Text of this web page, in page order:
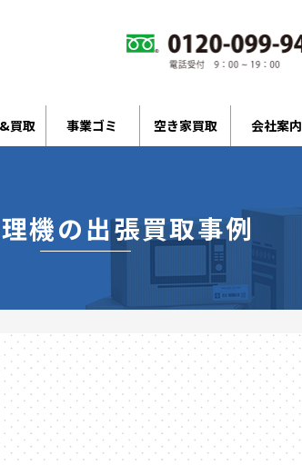
買取 事業ゴミ 空き家買取 会社案内
機の出張買取事例